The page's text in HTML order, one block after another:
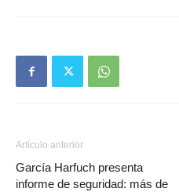
Artículo anterior
García Harfuch presenta
informe de seguridad: más de